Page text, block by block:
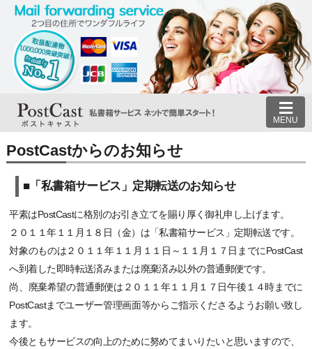
MENU
PostCastからのお知らせ
■「私書箱サービス」定期転送のお知らせ
平素はPostCastに格別のお引き立てを賜り厚く御礼申し上げます。
２０１１年１１月１８日（金）は「私書箱サービス」定期転送です。
対象のものは２０１１年１１月１１日～１１月１７日までにPostCast
へ到着した即時転送済みまたは廃棄済み以外の普通郵便です。
尚、廃棄希望の普通郵便は２０１１年１１月１７日午後１４時までに
PostCastまでユーザー管理画面等からご指示くださるようお願い致し
ます。
今後ともサービスの向上のために努めてまいりたいと思いますので、